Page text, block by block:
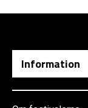
Information